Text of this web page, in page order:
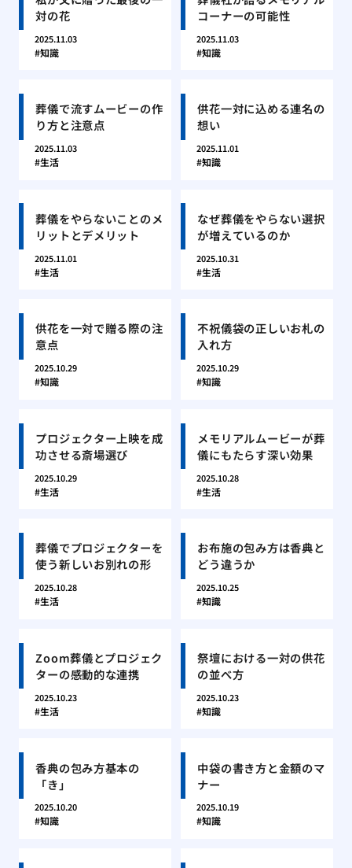
対の花
2025.11.03
知識
コーナーの可能性
2025.11.03
知識
葬儀で流すムービーの作
り方と注意点
2025.11.03
生活
供花一対に込める連名の
想い
2025.11.01
知識
葬儀をやらないことのメ
リットとデメリット
2025.11.01
生活
なぜ葬儀をやらない選択
が増えているのか
2025.10.31
生活
供花を一対で贈る際の注
意点
2025.10.29
知識
不祝儀袋の正しいお札の
入れ方
2025.10.29
知識
プロジェクター上映を成
功させる斎場選び
2025.10.29
生活
メモリアルムービーが葬
儀にもたらす深い効果
2025.10.28
生活
葬儀でプロジェクターを
使う新しいお別れの形
2025.10.28
生活
お布施の包み方は香典と
どう違うか
2025.10.25
知識
Zoom葬儀とプロジェク
ターの感動的な連携
2025.10.23
生活
祭壇における一対の供花
の並べ方
2025.10.23
知識
香典の包み方基本の
「き」
2025.10.20
知識
中袋の書き方と金額のマ
ナー
2025.10.19
知識